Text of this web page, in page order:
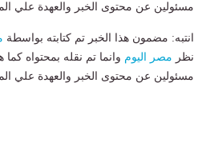
مسئولين عن محتوى الخبر والعهدة علي
انتبه: مضمون هذا الخبر تم كتابته بواسطة
نظر مصر اليوم وانما تم نقله بمحتواه
مسئولين عن محتوى الخبر والعهدة علي